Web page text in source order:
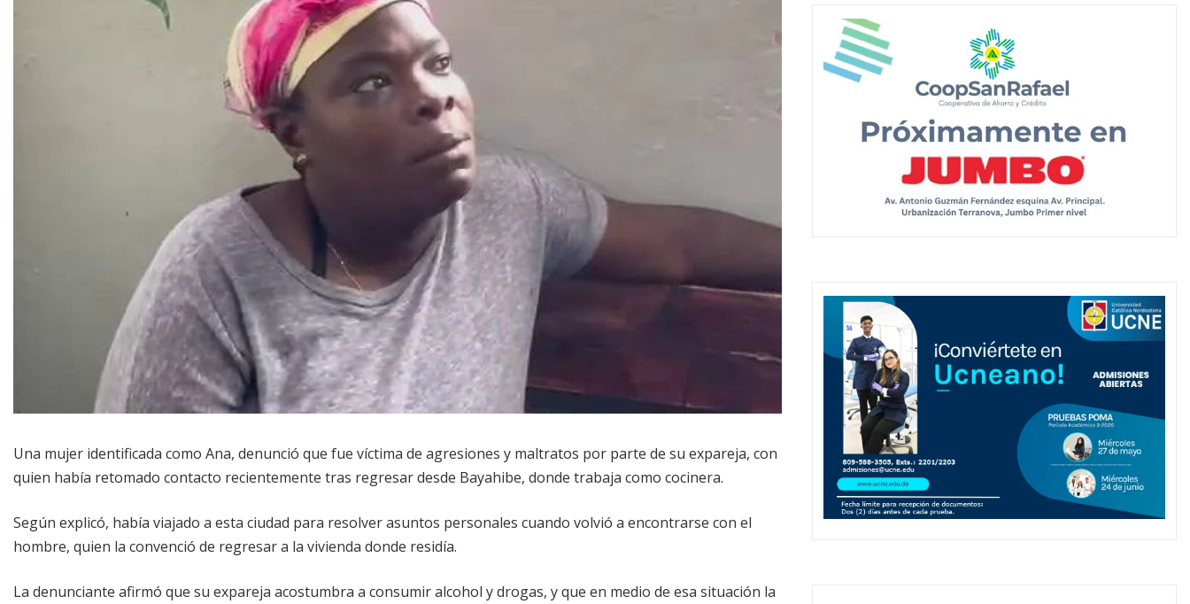
Una mujer identificada como Ana, denunció que fue víctima de agresiones y maltratos por parte de su expareja, con
quien había retomado contacto recientemente tras regresar desde Bayahibe, donde trabaja como cocinera.
Según explicó, había viajado a esta ciudad para resolver asuntos personales cuando volvió a encontrarse con el
hombre, quien la convenció de regresar a la vivienda donde residía.
La denunciante afirmó que su expareja acostumbra a consumir alcohol y drogas, y que en medio de esa situación la